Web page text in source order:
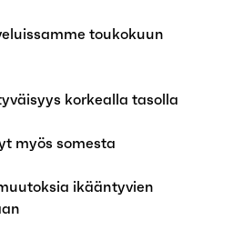
toukokuun
korkealla tasolla
myös somesta
ikääntyvien